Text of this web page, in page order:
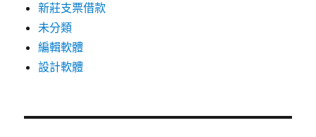
新莊支票借款
未分類
編輯軟體
設計軟體